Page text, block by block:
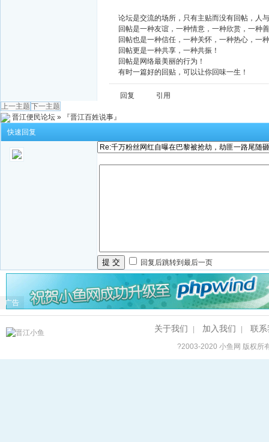
论坛是交流的场所，只有主贴而没有回帖，人
回帖是一种友谊，一种情意，一种欣赏，一种
回帖也是一种信任，一种关怀，一种热心，一
回帖更是一种共享，一种共振！
回帖是网络最美丽的行为！
有时一篇好的回贴，可以让你回味一生！
回复
引用
上一主题 下一主题
晋江便民论坛 »
『晋江百姓说事』
快速回复
提 交 回复后跳转到最后一页
广告
关于我们 加入我们 联系
?2003-2020小鱼网 版权所